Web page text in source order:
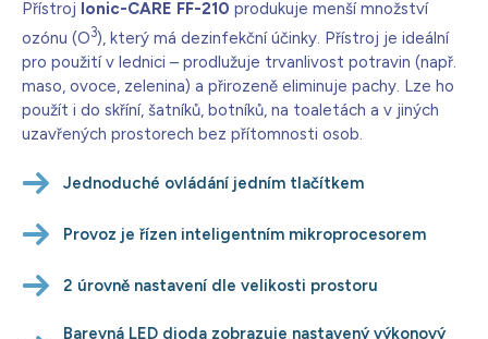
Přístroj Ionic-CARE FF-210 produkuje menší množství
ozónu (O3), který má dezinfekční účinky. Přístroj je ideální
pro použití v lednici – prodlužuje trvanlivost potravin (např.
maso, ovoce, zelenina) a přirozeně eliminuje pachy. Lze ho
použít i do skříní, šatníků, botníků, na toaletách a v jiných
uzavřených prostorech bez přítomnosti osob.
Jednoduché ovládání jedním tlačítkem
Provoz je řízen inteligentním mikroprocesorem
2 úrovně nastavení dle velikosti prostoru
Barevná LED dioda zobrazuje nastavený výkonový